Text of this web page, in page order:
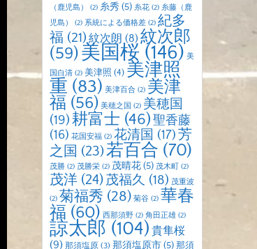
（鹿児島）
(2) 糸秀 (5) 糸花 (2) 糸藤（鹿
児島）
(2) 系統による価格差 (2) 紀多
福 (21) 紋次朗 (8) 紋次郎
(59)美国桜 (146) 美
国白清 (2) 美津照 (4) 美津照
重 (83) 美津百合 (2) 美津
福 (56) 美穂之国 (2) 美穂国
(19)耕富士 (46)聖香藤
(16) 花国安福 (2) 花清国 (17)芳
之国 (23)若百合 (70)
茂勝 (2) 茂勝栄 (2) 茂晴花(5) 茂木町 (2)
茂洋 (24)茂福久 (18) 茂重波
(2) 菊福秀 (28) 菊谷 (2) 華春
福 (60) 西那須野 (2) 角田正雄 (2)
諒太郎 (104) 貴隼桜
(9) 那須塩原 (3) 那須塩原市(5) 那須